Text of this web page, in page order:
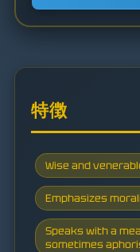
特徴
Wise and
Emphasizes
Speaks with a
sometimes